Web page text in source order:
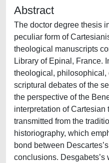
Abstract
The doctor degree thesis
peculiar form of
theological manuscripts
Library of Epinal, France.
theological, philosophical,
scriptural debates of the
the perspective of the
interpretation of Cartesian
transmitted from the
historiography, which
bond between
conclusions. Desgabets’s